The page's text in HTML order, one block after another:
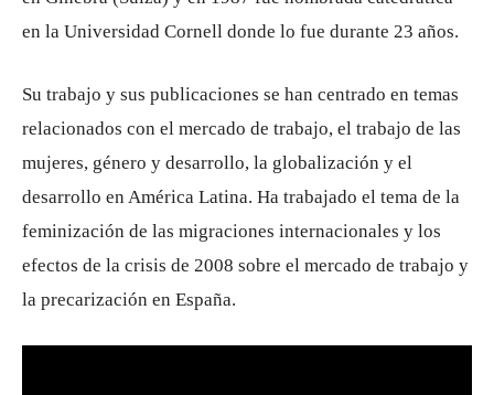
en la Universidad Cornell donde lo fue durante 23 años.
Su trabajo y sus publicaciones se han centrado en temas
relacionados con el mercado de trabajo, el trabajo de las
mujeres, género y desarrollo, la globalización y el
desarrollo en América Latina. Ha trabajado el tema de la
feminización de las migraciones internacionales y los
efectos de la crisis de 2008 sobre el mercado de trabajo y
la precarización en España.